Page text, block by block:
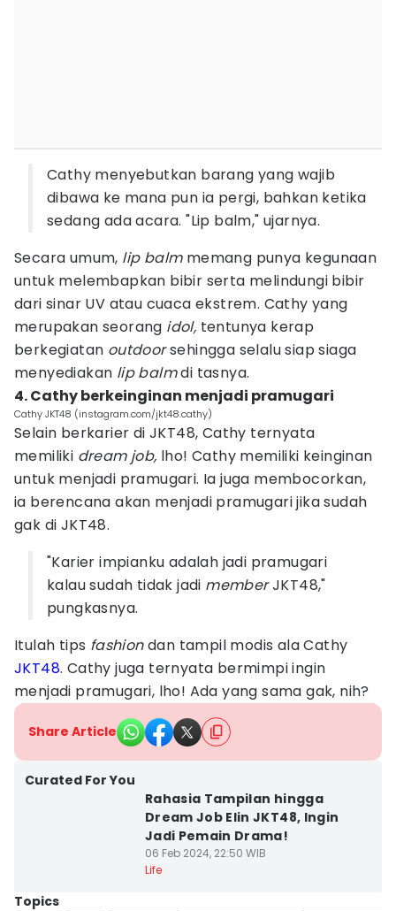
Cathy menyebutkan barang yang wajib
dibawa ke mana pun ia pergi, bahkan ketika
sedang ada acara. "Lip balm," ujarnya.
Secara umum, lip balm memang punya kegunaan
untuk melembapkan bibir serta melindungi bibir
dari sinar UV atau cuaca ekstrem. Cathy yang
merupakan seorang idol, tentunya kerap
berkegiatan outdoorsehingga selalu siap siaga
menyediakan lip balmdi tasnya.
4. Cathy berkeinginan menjadi pramugari
Cathy JKT48 (instagram.com/jkt48.cathy)
Selain berkarier di JKT48, Cathy ternyata
memiliki dream job, lho! Cathy memiliki keinginan
untuk menjadi pramugari. Ia juga membocorkan,
ia berencana akan menjadi pramugari jika sudah
gak di JKT48.
"Karier impianku adalah jadi pramugari
kalau sudah tidak jadi memberJKT48,"
pungkasnya.
Itulah tips fashiondan tampil modis ala Cathy
JKT48. Cathy juga ternyata bermimpi ingin
menjadi pramugari, lho! Ada yang sama gak, nih?
Share Article
Curated For You
Rahasia Tampilan hingga
Dream Job Elin JKT48, Ingin
Jadi Pemain Drama!
06 Feb 2024, 22:50 WIB
Life
Topics